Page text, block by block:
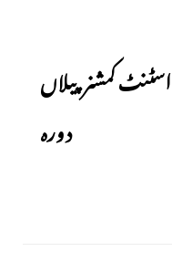
اسٹنٹ کمشنرپیلاں
دورہ